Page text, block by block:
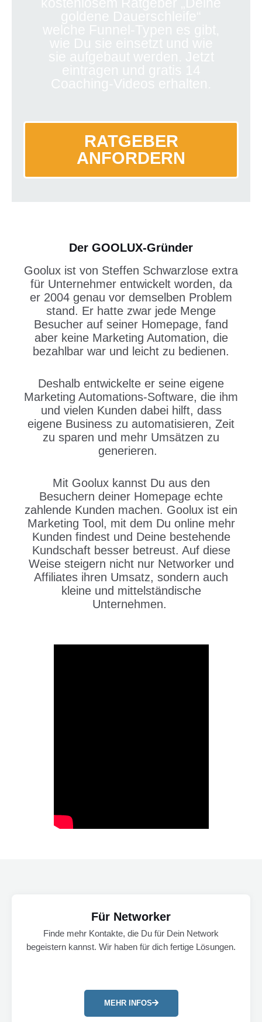
RATGEBER
ANFORDERN
Der GOOLUX-Gründer
Goolux ist von Steffen Schwarzlose extra
für Unternehmer entwickelt worden, da
er 2004 genau vor demselben Problem
stand. Er hatte zwar jede Menge
Besucher auf seiner Homepage, fand
aber keine Marketing Automation, die
bezahlbar war und leicht zu bedienen.
Deshalb entwickelte er seine eigene
Marketing Automations-Software, die ihm
und vielen Kunden dabei hilft, dass
eigene Business zu automatisieren, Zeit
zu sparen und mehr Umsätzen zu
generieren.
Mit Goolux kannst Du aus den
Besuchern deiner Homepage echte
zahlende Kunden machen. Goolux ist ein
Marketing Tool, mit dem Du online mehr
Kunden findest und Deine bestehende
Kundschaft besser betreust. Auf diese
Weise steigern nicht nur Networker und
Affiliates ihren Umsatz, sondern auch
kleine und mittelständische
Unternehmen.
Für Networker
Finde mehr Kontakte, die Du für Dein Network
begeistern kannst. Wir haben für dich fertige Lösungen.
MEHR INFOS